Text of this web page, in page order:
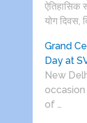
ऐतिहासिक
योग दिवस,
Grand
Day at
New
of …